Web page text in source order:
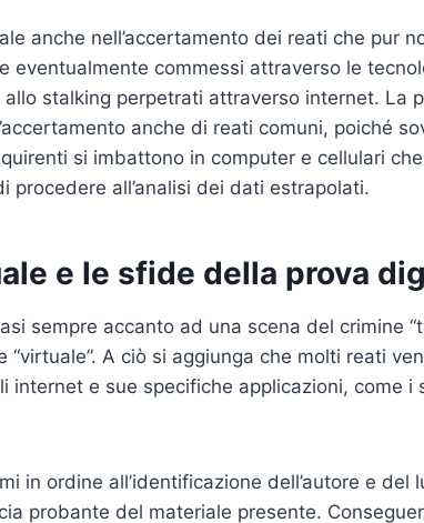
anche nell’accertamento dei reati che pur
eventualmente commessi attraverso le
stalking perpetrati attraverso internet. La
anche di reati comuni, poiché
si imbattono in computer e cellulari
all’analisi dei dati estrapolati.
e le sfide della prova
sempre accanto ad una scena del crimine
A ciò si aggiunga che molti reati
internet e sue specifiche applicazioni, come i
in ordine all’identificazione dell’autore e del
probante del materiale presente.